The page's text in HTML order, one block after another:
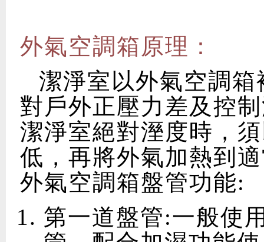
外氣空調箱原理：
潔淨室以外氣空調
對戶外正壓力差及控
潔淨室絕對溼度時，
低，再將外氣加熱到
外氣空調箱盤管功能:
第一道盤管:一般使